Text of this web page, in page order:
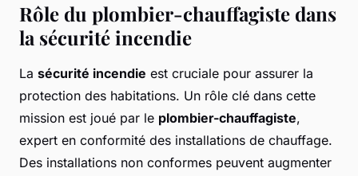
Rôle du plombier-chauffagiste dans
la sécurité incendie
La sécurité incendie est cruciale pour assurer la
protection des habitations. Un rôle clé dans cette
mission est joué par le plombier-chauffagiste,
expert en conformité des installations de chauffage.
Des installations non conformes peuvent augmenter